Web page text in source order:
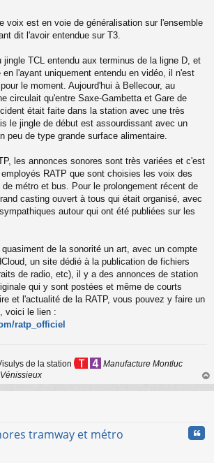
voix est en voie de généralisation sur l'ensemble
dit l'avoir entendue sur T3.
jingle TCL entendu aux terminus de la ligne D, et
l'ayant uniquement entendu en vidéo, il n'est
le moment. Aujourd'hui à Bellecour, au
circulait qu'entre Saxe-Gambetta et Gare de
était faite dans la station avec une très
le jingle de début est assourdissant avec un
peu de type grande surface alimentaire.
les annonces sonores sont très variées et c'est
RATP que sont choisies les voix des
métro et bus. Pour le prolongement récent de
casting ouvert à tous qui était organisé, avec
autour qui ont été publiées sur les
de la sonorité un art, avec un compte
un site dédié à la publication de fichiers
de radio, etc), il y a des annonces de station
qui y sont postées et même de courts
et l'actualité de la RATP, vous pouvez y faire un
voici le lien :
ratp_officiel
de la station
Manufacture Montluc
au
tramway et métro